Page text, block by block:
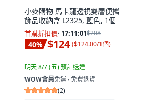
小麥購物 馬卡龍透視雙層便攜
飾品收納盒 L2325, 藍色, 1個
首購折扣價· 17:11:00$208
40% $124 ($124.00/1個)
明天 8/7 (五)預計送達
WOW會員免運 ∙ 免費退貨
(2)